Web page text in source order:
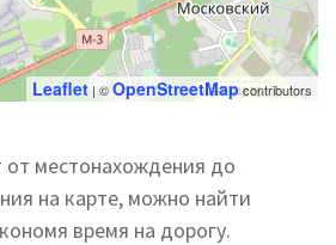
Leaflet | ©OpenStreetMapcontributors
местонахождения до
на карте, можно найти
время на дорогу.